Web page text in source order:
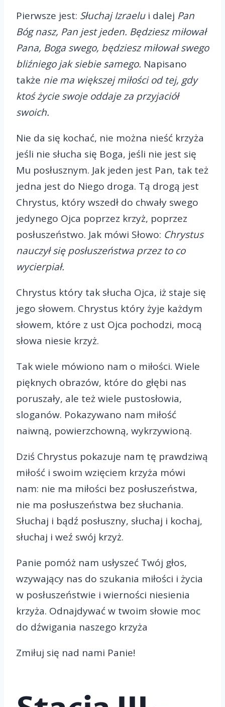
Pierwsze jest: Słuchaj Izraelui dalej Pan
Bóg nasz, Pan jest jeden. Będziesz miłował
Pana, Boga swego, będziesz miłował swego
bliźniego jak siebie samego. Napisano
także nie ma większej miłości od tej, gdy
ktoś życie swoje oddaje za przyjaciół
swoich.
Nie da się kochać, nie można nieść krzyża
jeśli nie słucha się Boga, jeśli nie jest się
Mu posłusznym. Jak jeden jest Pan, tak też
jedna jest do Niego droga. Tą drogą jest
Chrystus, który wszedł do chwały swego
jedynego Ojca poprzez krzyż, poprzez
posłuszeństwo. Jak mówi Słowo: Chrystus
nauczył się posłuszeństwa przez to co
wycierpiał.
Chrystus który tak słucha Ojca, iż staje się
jego słowem. Chrystus który żyje każdym
słowem, które z ust Ojca pochodzi, mocą
słowa niesie krzyż.
Tak wiele mówiono nam o miłości. Wiele
pięknych obrazów, które do głębi nas
poruszały, ale też wiele pustosłowia,
sloganów. Pokazywano nam miłość
naiwną, powierzchowną, wykrzywioną.
Dziś Chrystus pokazuje nam tę prawdziwą
miłość i swoim wzięciem krzyża mówi
nam: nie ma miłości bez posłuszeństwa,
nie ma posłuszeństwa bez słuchania.
Słuchaj i bądź posłuszny, słuchaj i kochaj,
słuchaj i weź swój krzyż.
Panie pomóż nam usłyszeć Twój głos,
wzywający nas do szukania miłości i życia
w posłuszeństwie i wierności niesienia
krzyża. Odnajdywać w twoim słowie moc
do dźwigania naszego krzyża
Zmiłuj się nad nami Panie!